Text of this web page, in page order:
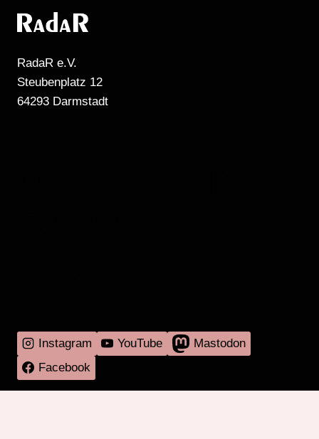
RadaR e.V.
Steubenplatz 12
64293 Darmstadt
Instagram YouTube
Mastodon
Facebook